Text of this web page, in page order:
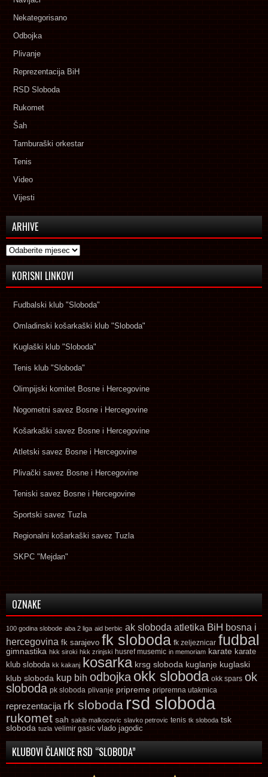
Nekategorisano
Odbojka
Plivanje
Reprezentacija BiH
RSD Sloboda
Rukomet
Šah
Tamburaški orkestar
Tenis
Video
Vijesti
ARHIVE
Arhive
KORISNI LINKOVI
Fudbalski klub "Sloboda"
Omladinski košarkaški klub "Sloboda"
Kuglaški klub "Sloboda"
Tenis klub "Sloboda"
Olimpijski komitet Bosne i Hercegovine
Nogometni savez Bosne i Hercegovine
Košarkaški savez Bosne i Hercegovine
Atletski savez Bosne i Hercegovine
Plivački savez Bosne i Hercegovine
Teniski savez Bosne i Hercegovine
Sportski savez Tuzla
Regionalni košarkaški savez Tuzla
SKPC "Mejdan"
OZNAKE
100 godina slobode aba 2 liga aid berbic ak sloboda atletika BiH bosna i
hercegovina fk sarajevo fk sloboda fk zeljeznicar fudbal
gimnastika hkk siroki hkk zrinjski husref musemic in memoriam karate karate
klub sloboda kk kakanj kosarka krsg sloboda kuglanje kuglaski
klub sloboda kup bih odbojka okk sloboda okk spars ok
sloboda pk sloboda plivanje pripreme pripremna utakmica
reprezentacija rk sloboda rsd sloboda
rukomet sah sakib malkocevic slavko petrovic tenis tk sloboda tsk
sloboda tuzla velimir gasic vlado jagodic
KLUBOVI ČLANICE RSD “SLOBODA”